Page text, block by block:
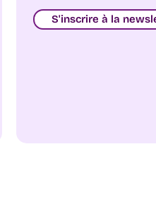
S'inscrire à la